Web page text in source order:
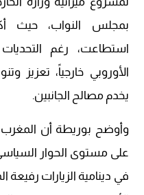
بمجلس النواب، حيث
استطاعت، رغم التحديات
الأوروبي خارجياً، تعزيز
يخدم مصالح الجانبين.
وأوضح بوريطة أن
على مستوى الحوار
في دينامية الزيارات رفيعة